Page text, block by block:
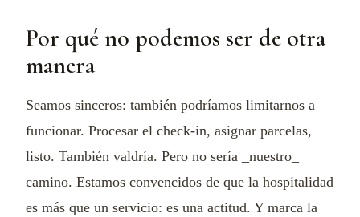
Por qué no podemos ser de otra
manera
Seamos sinceros: también podríamos limitarnos a
funcionar. Procesar el check-in, asignar parcelas,
listo. También valdría. Pero no sería _nuestro_
camino. Estamos convencidos de que la hospitalidad
es más que un servicio: es una actitud. Y marca la